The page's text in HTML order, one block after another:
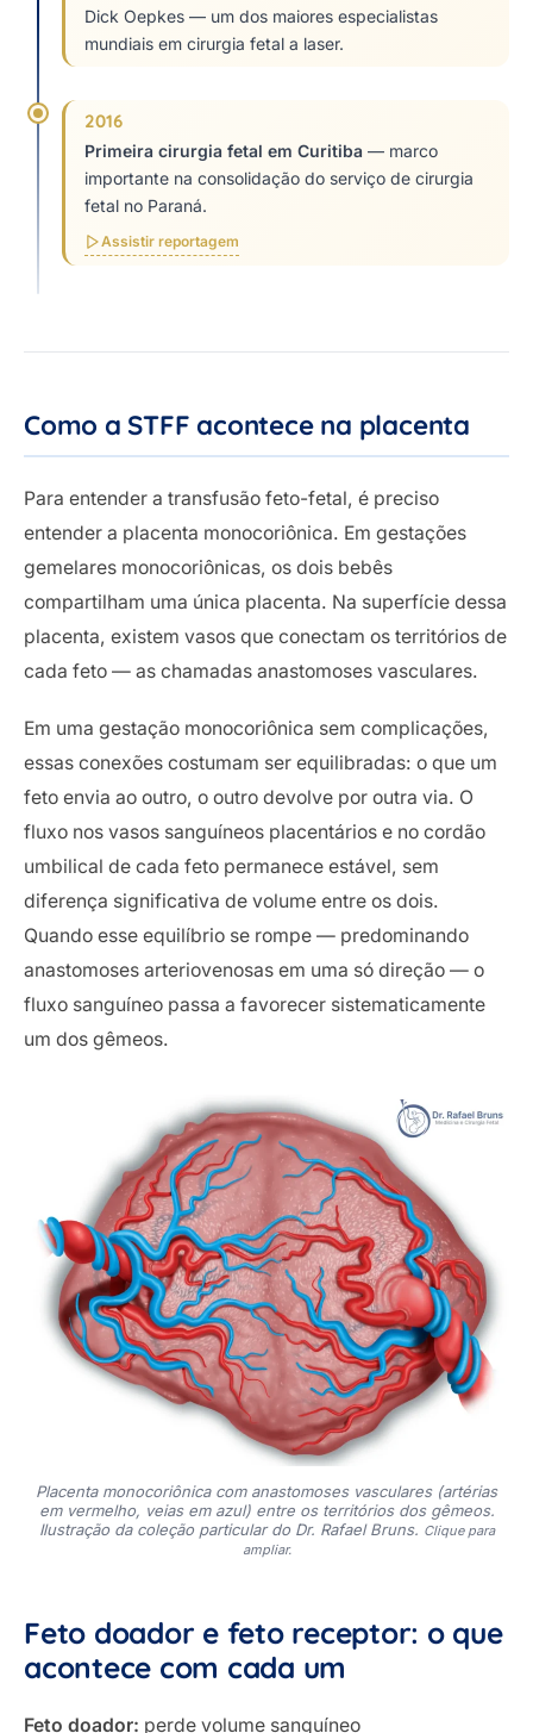
Dick Oepkes — um dos maiores especialistas
mundiais em cirurgia fetal a laser.
2016
Primeira cirurgia fetal em Curitiba — marco
importante na consolidação do serviço de cirurgia
fetal no Paraná.
Assistir reportagem
Como a STFF acontece na placenta
Para entender a transfusão feto-fetal, é preciso
entender a placenta monocoriônica. Em gestações
gemelares monocoriônicas, os dois bebês
compartilham uma única placenta. Na superfície dessa
placenta, existem vasos que conectam os territórios de
cada feto — as chamadas anastomoses vasculares.
Em uma gestação monocoriônica sem complicações,
essas conexões costumam ser equilibradas: o que um
feto envia ao outro, o outro devolve por outra via. O
fluxo nos vasos sanguíneos placentários e no cordão
umbilical de cada feto permanece estável, sem
diferença significativa de volume entre os dois.
Quando esse equilíbrio se rompe — predominando
anastomoses arteriovenosas em uma só direção — o
fluxo sanguíneo passa a favorecer sistematicamente
um dos gêmeos.
Placenta monocoriônica com anastomoses vasculares (artérias
em vermelho, veias em azul) entre os territórios dos gêmeos.
Ilustração da coleção particular do Dr. Rafael Bruns. Clique para
ampliar.
Feto doador e feto receptor: o que
acontece com cada um
Feto doador: perde volume sanguíneo